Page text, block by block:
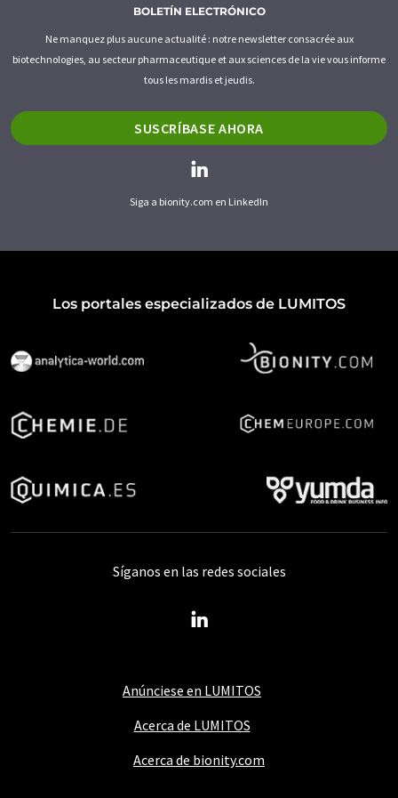
BOLETÍN ELECTRÓNICO
Ne manquez plus aucune actualité : notre newsletter consacrée aux
biotechnologies, au secteur pharmaceutique et aux sciences de la vie vous informe
tous les mardis et jeudis.
SUSCRÍBASE AHORA
Siga a bionity.com en LinkedIn
Los portales especializados de LUMITOS
Anúnciese en LUMITOS
Acerca de LUMITOS
Acerca de bionity.com
Síganos en las redes sociales